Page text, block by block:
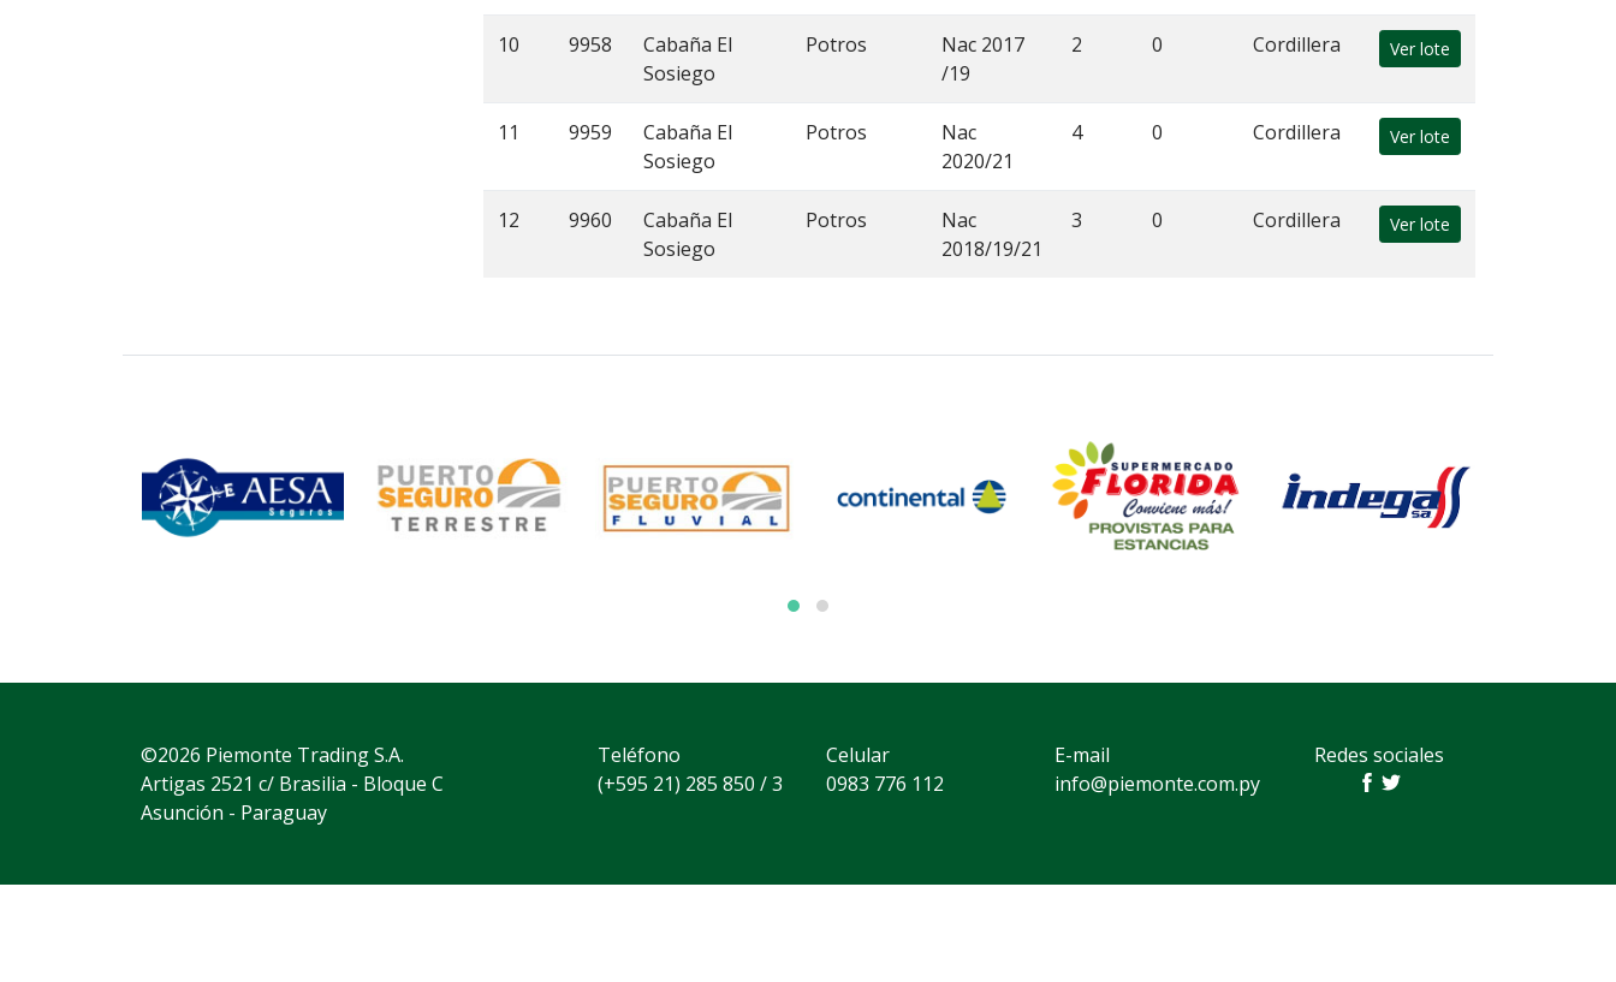
10 9958
Cabaña El
Sosiego
Potros
Nac 2017
/19
2 0 Cordillera Ver lote
11 9959
Cabaña El
Sosiego
Potros
Nac
2020/21
4 0 Cordillera Ver lote
12 9960
Cabaña El
Sosiego
Potros
Nac
2018/19/21
3 0 Cordillera Ver lote
©2026 Piemonte Trading S.A.
Artigas 2521 c/ Brasilia - Bloque C
Asunción - Paraguay
Teléfono
(+595 21) 285 850 / 3
Celular
0983 776 112
E-mail
info@piemonte.com.py
Redes sociales